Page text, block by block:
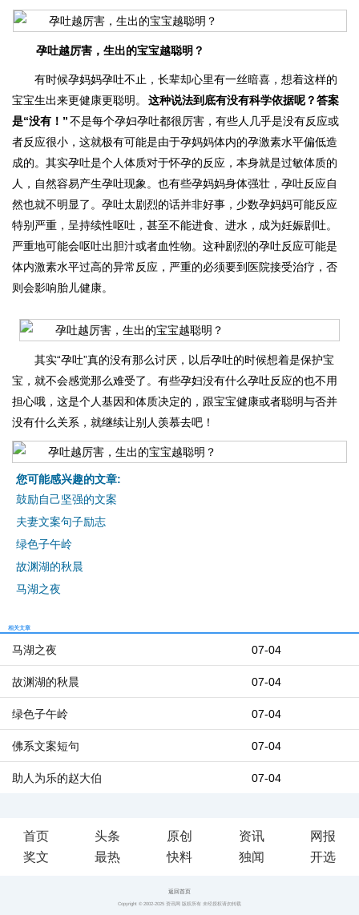
孕吐越厉害，生出的宝宝越聪明？
有时候孕妈妈孕吐不止，长辈却心里有一丝暗喜，想着这样的
宝宝生出来更健康更聪明。
这种说法到底有没有科学依据呢？答案
是“没有！”不是每个孕妇孕吐都很厉害，有些人几乎是没有反应或
者反应很小，这就极有可能是由于孕妈妈体内的孕激素水平偏低造
成的。其实孕吐是个人体质对于怀孕的反应，本身就是过敏体质的
人，自然容易产生孕吐现象。也有些孕妈妈身体强壮，孕吐反应自
然也就不明显了。孕吐太剧烈的话并非好事，少数孕妈妈可能反应
特别严重，呈持续性呕吐，甚至不能进食、进水，成为妊娠剧吐。
严重地可能会呕吐出胆汁或者血性物。这种剧烈的孕吐反应可能是
体内激素水平过高的异常反应，严重的必须要到医院接受治疗，否
则会影响胎儿健康。
其实“孕吐”真的没有那么讨厌，以后孕吐的时候想着是保护宝
宝，就不会感觉那么难受了。有些孕妇没有什么孕吐反应的也不用
担心哦，这是个人基因和体质决定的，跟宝宝健康或者聪明与否并
没有什么关系，就继续让别人羡慕去吧！
您可能感兴趣的文章:
鼓励自己坚强的文案
夫妻文案句子励志
绿色子午岭
故渊湖的秋晨
马湖之夜
相关文章
07-04
马湖之夜
07-04
故渊湖的秋晨
07-04
绿色子午岭
07-04
佛系文案短句
07-04
助人为乐的赵大伯
首页 头条 原创 资讯
网报
奖文
最热 快料 独闻 开选
返回首页
Copyright © 2002-2025 资讯网 版权所有 未经授权请勿转载